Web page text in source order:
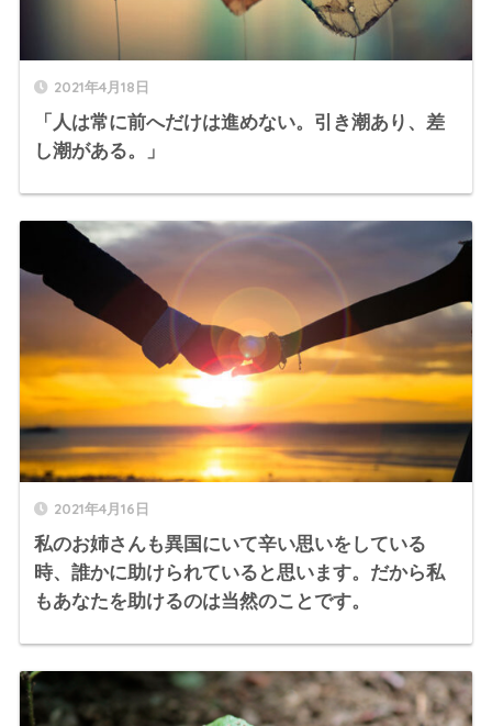
2021年4月18日
「人は常に前へだけは進めない。引き潮あり、差
し潮がある。」
2021年4月16日
私のお姉さんも異国にいて辛い思いをしている
時、誰かに助けられていると思います。だから私
もあなたを助けるのは当然のことです。